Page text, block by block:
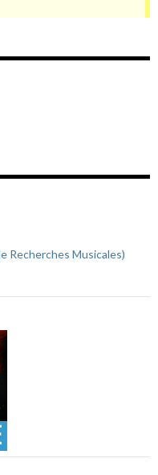
Recherches Musicales)